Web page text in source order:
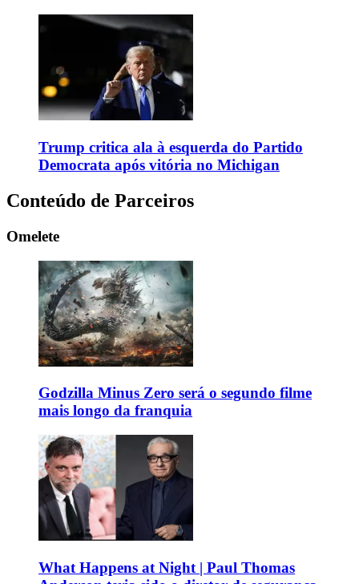
Trump critica ala à esquerda do Partido
Democrata após vitória no Michigan
Conteúdo de Parceiros
Omelete
Godzilla Minus Zero será o segundo filme
mais longo da franquia
What Happens at Night | Paul Thomas